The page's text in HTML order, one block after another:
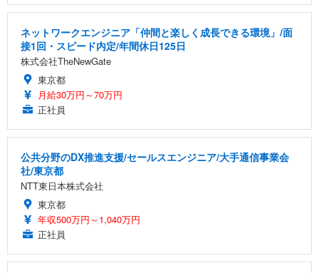
ネットワークエンジニア「仲間と楽しく成長できる環境」/面
接1回・スピード内定/年間休日125日
株式会社TheNewGate
東京都
月給30万円～70万円
正社員
公共分野のDX推進支援/セールスエンジニア/大手通信事業会
社/東京都
NTT東日本株式会社
東京都
年収500万円～1,040万円
正社員